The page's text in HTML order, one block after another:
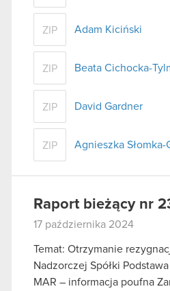
ZIP Adam Kiciński
ZIP Beata Cichocka-
ZIP David Gardner
ZIP Agnieszka Słomka-
Raport bieżący nr
17 października 2024
Temat: Otrzymanie
Nadzorczej Spółki
MAR – informacja poufna